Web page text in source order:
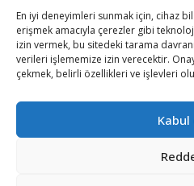
En iyi deneyimleri sunmak için, cihaz
erişmek amacıyla çerezler gibi
izin vermek, bu sitedeki tarama
verileri işlememize izin verecektir.
çekmek, belirli özellikleri ve işlevleri
Kabul
Savunma Sanayii
Hava Platformları
Kara Platformları
Deniz Platformları
İnsansız Sistemler
Kategoriler
Siber
Teknoloji
Röportajlar
Politika
Dosya